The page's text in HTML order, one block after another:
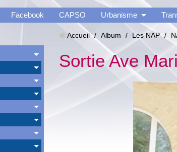
Facebook CAPSO Urbanisme
Accueil / Album / Les NAP /
Sortie Ave